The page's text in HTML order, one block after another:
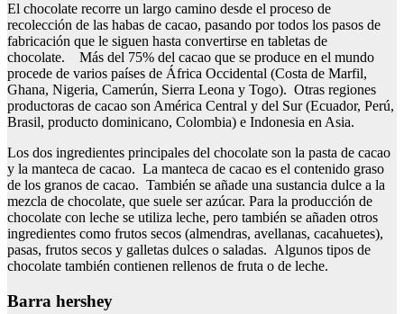
El chocolate recorre un largo camino desde el proceso de
recolección de las habas de cacao, pasando por todos los pasos de
fabricación que le siguen hasta convertirse en tabletas de
chocolate. Más del 75% del cacao que se produce en el mundo
procede de varios países de África Occidental (Costa de Marfil,
Ghana, Nigeria, Camerún, Sierra Leona y Togo). Otras regiones
productoras de cacao son América Central y del Sur (Ecuador, Perú,
Brasil, producto dominicano, Colombia) e Indonesia en Asia.
Los dos ingredientes principales del chocolate son la pasta de cacao
y la manteca de cacao. La manteca de cacao es el contenido graso
de los granos de cacao. También se añade una sustancia dulce a la
mezcla de chocolate, que suele ser azúcar. Para la producción de
chocolate con leche se utiliza leche, pero también se añaden otros
ingredientes como frutos secos (almendras, avellanas, cacahuetes),
pasas, frutos secos y galletas dulces o saladas. Algunos tipos de
chocolate también contienen rellenos de fruta o de leche.
Barra hershey